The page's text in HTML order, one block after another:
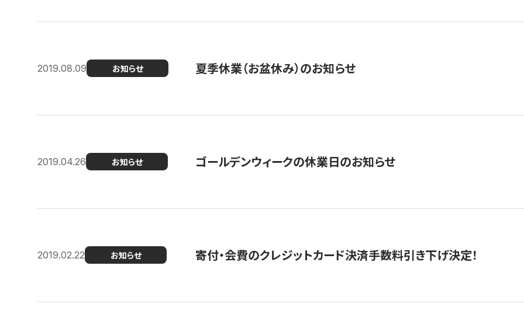
2019.08.09 お知らせ 夏季休業（お盆休み）のお知らせ
2019.04.26 お知らせ ゴールデンウィークの休業日のお知らせ
2019.02.22 お知らせ 寄付・会費のクレジットカード決済手数料引き下げ決定！